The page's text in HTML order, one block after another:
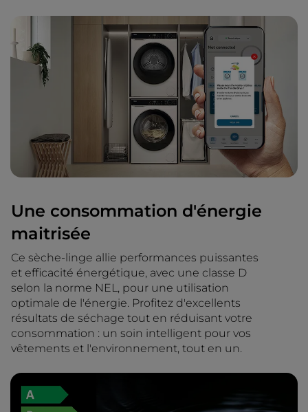
Une consommation d'énergie
maitrisée
Ce sèche-linge allie performances puissantes
et efficacité énergétique, avec une classe D
selon la norme NEL, pour une utilisation
optimale de l'énergie. Profitez d'excellents
résultats de séchage tout en réduisant votre
consommation : un soin intelligent pour vos
vêtements et l'environnement, tout en un.